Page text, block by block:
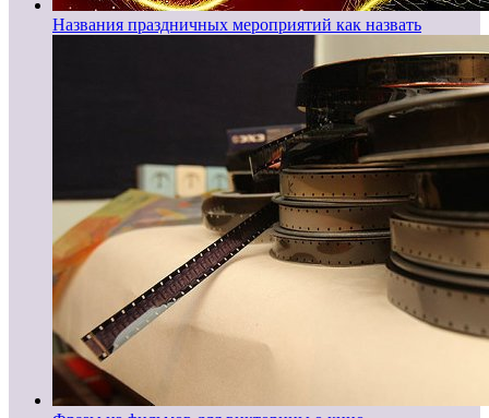
Названия праздничных мероприятий как назвать